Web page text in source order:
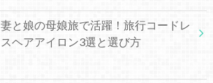
妻と娘の母娘旅で活躍！旅行コードレ
スヘアアイロン3選と選び方